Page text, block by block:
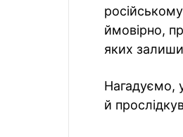
ймовірно,
яких
Нагадуємо,
й